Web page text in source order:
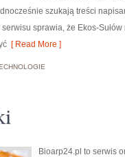
szukają treści
sprawia, że Ekos-
[ Read More ]
Bioarp24.pl to serwis